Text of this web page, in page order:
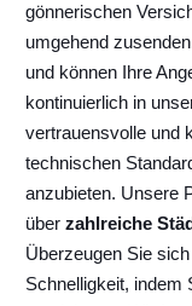
gönnerischen
umgehend
und können Ihre
kontinuierlich in
vertrauensvolle und
technischen
anzubieten. Unsere
über zahlreiche
Überzeugen Sie
Schnelligkeit, indem